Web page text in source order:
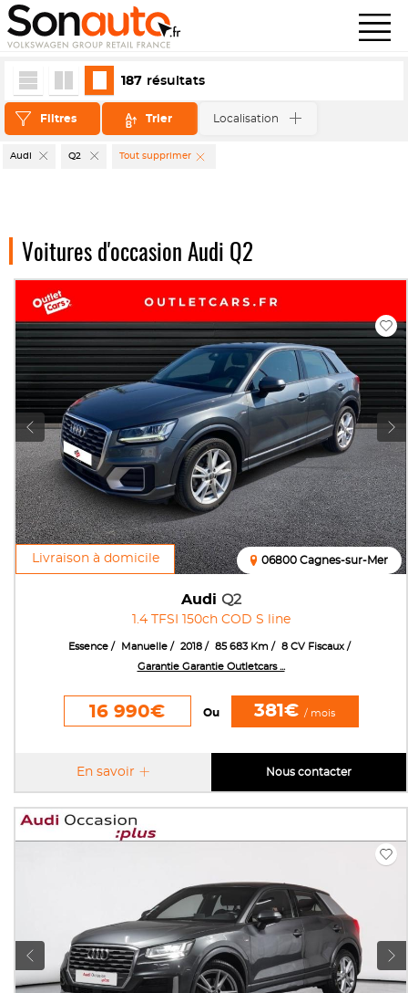
Audi Q2 Tout supprimer
Filtres Trier Localisation
187 résultats
Voitures d'occasion Audi Q2
Livraison à domicile
Audi Q2
1.4 TFSI 150ch COD S line
06800 Cagnes-sur-Mer
Essence Manuelle 2018 85 683 Km
8 CV Fiscaux
Garantie Garantie Outletcars ...
16 990€ Ou 381€ / mois
En savoir Nous contacter